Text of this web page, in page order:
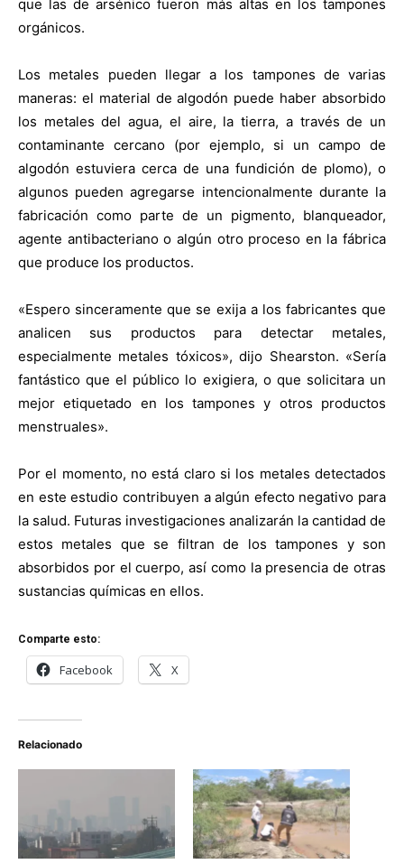
que las de arsénico fueron más altas en los tampones
orgánicos.
Los metales pueden llegar a los tampones de varias
maneras: el material de algodón puede haber absorbido
los metales del agua, el aire, la tierra, a través de un
contaminante cercano (por ejemplo, si un campo de
algodón estuviera cerca de una fundición de plomo), o
algunos pueden agregarse intencionalmente durante la
fabricación como parte de un pigmento, blanqueador,
agente antibacteriano o algún otro proceso en la fábrica
que produce los productos.
«Espero sinceramente que se exija a los fabricantes que
analicen sus productos para detectar metales,
especialmente metales tóxicos», dijo Shearston. «Sería
fantástico que el público lo exigiera, o que solicitara un
mejor etiquetado en los tampones y otros productos
menstruales».
Por el momento, no está claro si los metales detectados
en este estudio contribuyen a algún efecto negativo para
la salud. Futuras investigaciones analizarán la cantidad de
estos metales que se filtran de los tampones y son
absorbidos por el cuerpo, así como la presencia de otras
sustancias químicas en ellos.
Comparte esto:
Facebook X
Relacionado